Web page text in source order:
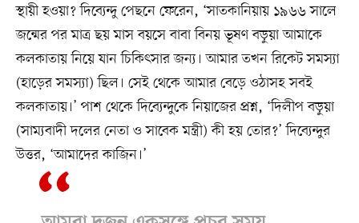
স্থায়ী হওয়া? দিব্যেন্দু পেছনে ফেরেন, ‘সাতকানিয়ায় ১৯৬৬ সালে
জন্মের পর মাত্র ছয় মাস বয়সে বাবা বিনয় ভূষণ বড়ুয়া আমাকে
কলকাতায় নিয়ে যান চিকিৎসার জন্য। আমার তখন রিকেট সমস্যা
(হাড়ের সমস্যা) ছিল। সেই থেকে আমার বেড়ে ওঠাসহ সবই
কলকাতায়।’ পাশ থেকে দিব্যেন্দুকে নিয়াজের প্রশ্ন, ‘দিলীপ বড়ুয়া
(সাম্যবাদী দলের নেতা ও সাবেক মন্ত্রী) কী হয় তোর?’ দিব্যেন্দুর
উত্তর, ‘আমাদের কাজিন।’